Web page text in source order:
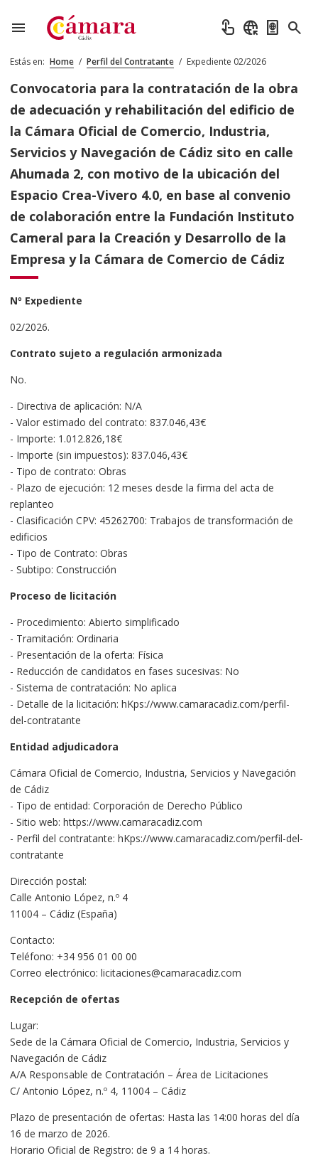
menu touch_app captive_portal passport search
Estás en: Home / Perfil del Contratante / Expediente 02/2026
Convocatoria para la contratación de la obra
de adecuación y rehabilitación del edificio de
la Cámara Oficial de Comercio, Industria,
Servicios y Navegación de Cádiz sito en calle
Ahumada 2, con motivo de la ubicación del
Espacio Crea-Vivero 4.0, en base al convenio
de colaboración entre la Fundación Instituto
Cameral para la Creación y Desarrollo de la
Empresa y la Cámara de Comercio de Cádiz
Nº Expediente
02/2026.
Contrato sujeto a regulación armonizada
No.
- Directiva de aplicación: N/A
- Valor estimado del contrato: 837.046,43€
- Importe: 1.012.826,18€
- Importe (sin impuestos): 837.046,43€
- Tipo de contrato: Obras
- Plazo de ejecución: 12 meses desde la firma del acta de
replanteo
- Clasificación CPV: 45262700: Trabajos de transformación de
edificios
- Tipo de Contrato: Obras
- Subtipo: Construcción
Proceso de licitación
- Procedimiento: Abierto simplificado
- Tramitación: Ordinaria
- Presentación de la oferta: Física
- Reducción de candidatos en fases sucesivas: No
- Sistema de contratación: No aplica
- Detalle de la licitación: hKps://www.camaracadiz.com/perfil-
del-contratante
Entidad adjudicadora
Cámara Oficial de Comercio, Industria, Servicios y Navegación
de Cádiz
- Tipo de entidad: Corporación de Derecho Público
- Sitio web: https://www.camaracadiz.com
- Perfil del contratante: hKps://www.camaracadiz.com/perfil-del-
contratante
Dirección postal:
Calle Antonio López, n.º 4
11004 – Cádiz (España)
Contacto:
Teléfono: +34 956 01 00 00
Correo electrónico: licitaciones@camaracadiz.com
Recepción de ofertas
Lugar:
Sede de la Cámara Oficial de Comercio, Industria, Servicios y
Navegación de Cádiz
A/A Responsable de Contratación – Área de Licitaciones
C/ Antonio López, n.º 4, 11004 – Cádiz
Plazo de presentación de ofertas: Hasta las 14:00 horas del día
16 de marzo de 2026.
Horario Oficial de Registro: de 9 a 14 horas.